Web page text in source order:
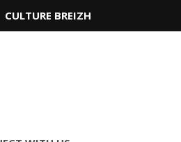
CULTURE BREIZH